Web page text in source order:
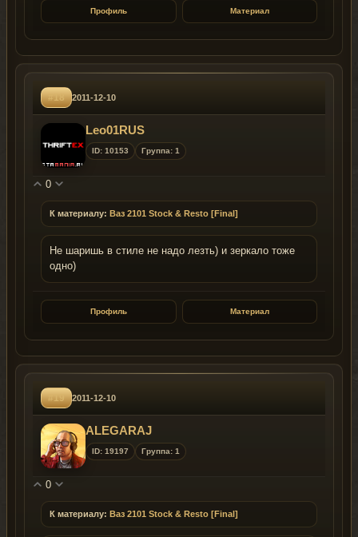
Профиль Материал
#18 2011-12-10
Leo01RUS
ID: 10153 Группа: 1
0
К материалу: Ваз 2101 Stock & Resto [Final]
Не шаришь в стиле не надо лезть) и зеркало тоже
одно)
Профиль Материал
#19 2011-12-10
ALEGARAJ
ID: 19197 Группа: 1
0
К материалу: Ваз 2101 Stock & Resto [Final]